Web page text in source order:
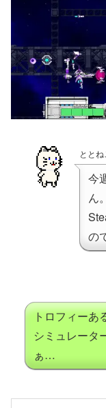
ととね
今
ん
の
トロフィーあ
シミュレータ
ぁ…